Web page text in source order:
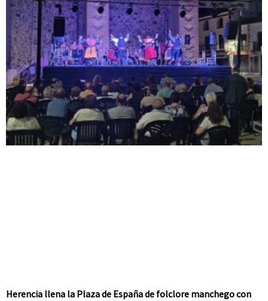
Herencia llena la Plaza de España de folclore manchego con